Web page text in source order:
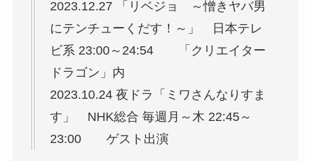
2023.12.27 「リベジョ ～憎きヤバ男
にテンチューくだす！～」 日本テレ
ビ系 23:00～24:54 「クリエイター
ドラゴン」内
2023.10.24 夜ドラ「ミワさんなりすま
す」 NHK総合 毎週月～木 22:45～
23:00 ゲスト出演